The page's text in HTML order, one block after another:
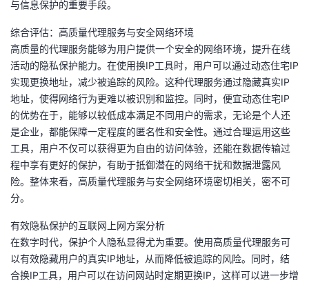
与信息保护的重要手段。
综合评估：高质量代理服务与安全网络环境
高质量的代理服务能够为用户提供一个安全的网络环境，提升在线
活动的隐私保护能力。在使用换IP工具时，用户可以通过动态住宅IP
实现更换地址，减少被追踪的风险。这种代理服务通过隐藏真实IP
地址，使得网络行为更难以被识别和监控。同时，便宜动态住宅IP
的优势在于，能够以较低成本满足不同用户的需求，无论是个人还
是企业，都能保障一定程度的匿名性和安全性。通过合理运用这些
工具，用户不仅可以获得更为自由的访问体验，还能在数据传输过
程中享有更好的保护，有助于抵御潜在的网络干扰和数据泄露风
险。整体来看，高质量代理服务与安全网络环境密切相关，密不可
分。
有效隐私保护的互联网上网方案分析
在数字时代，保护个人隐私显得尤为重要。使用高质量代理服务可
以有效隐藏用户的真实IP地址，从而降低被追踪的风险。同时，结
合换IP工具，用户可以在访问网站时定期更换IP，这样可以进一步增